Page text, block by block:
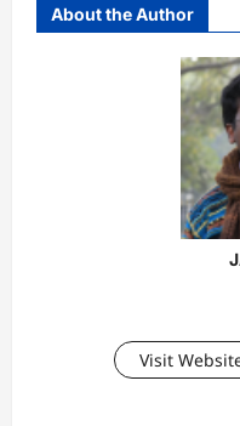
About the Author
Visit